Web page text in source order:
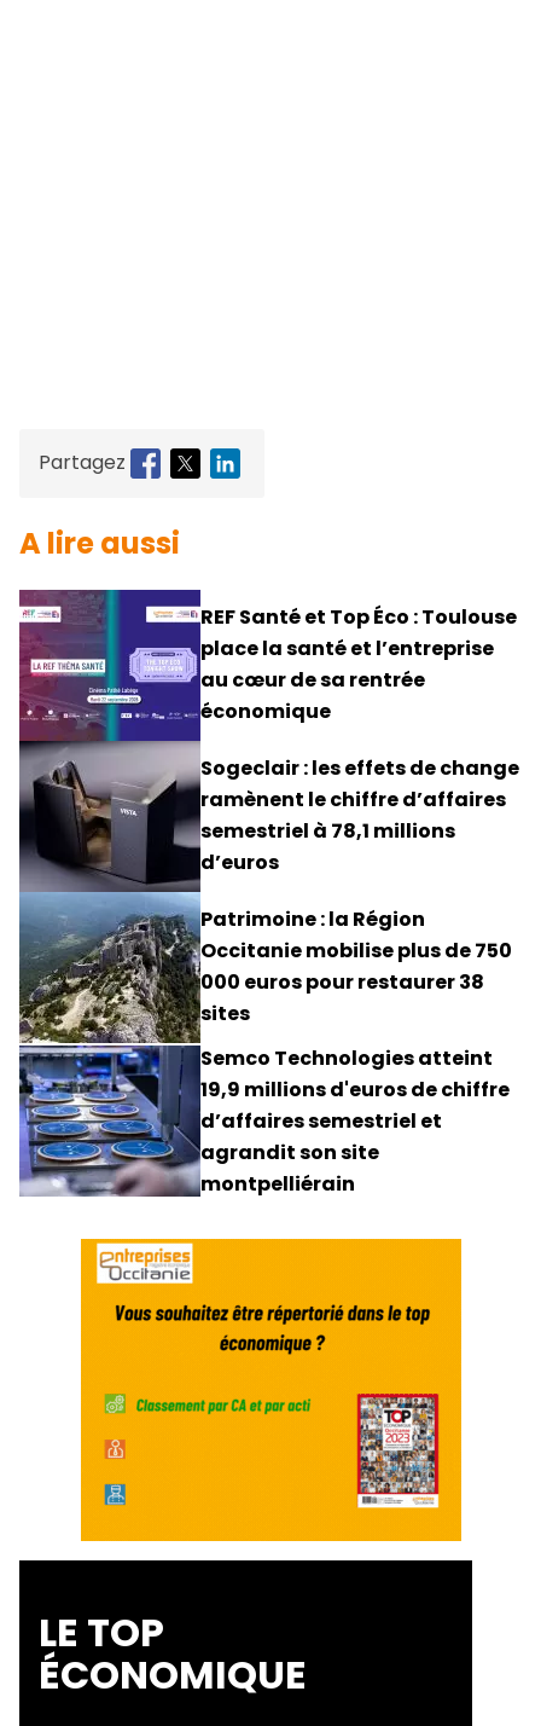
Partagez
A lire aussi
REF Santé et Top Éco : Toulouse
place la santé et l’entreprise
au cœur de sa rentrée
économique
Sogeclair : les effets de change
ramènent le chiffre d’affaires
semestriel à 78,1 millions
d’euros
Patrimoine : la Région
Occitanie mobilise plus de 750
000 euros pour restaurer 38
sites
Semco Technologies atteint
19,9 millions d'euros de chiffre
d’affaires semestriel et
agrandit son site
montpelliérain
LE TOP
ÉCONOMIQUE